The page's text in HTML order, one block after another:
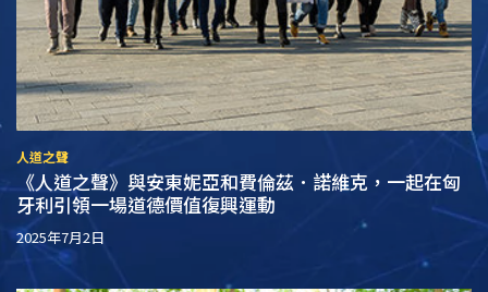
人道之聲
《人道之聲》與安東妮亞和費倫茲．諾維克，一起在匈
牙利引領一場道德價值復興運動
2025年7月2日